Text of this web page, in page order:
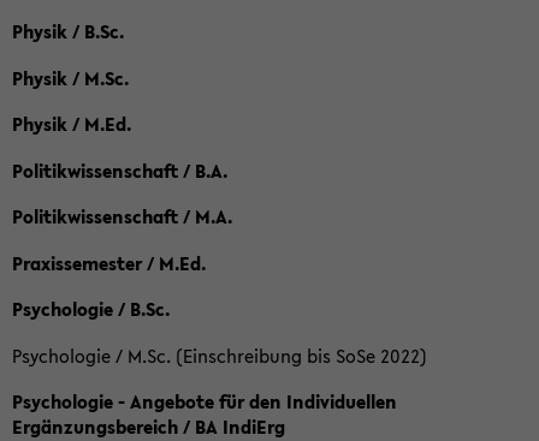
Physik / B.Sc.
Physik / M.Sc.
Physik / M.Ed.
Politikwissenschaft / B.A.
Politikwissenschaft / M.A.
Praxissemester / M.Ed.
Psychologie / B.Sc.
Psychologie / M.Sc. (Einschreibung bis SoSe 2022)
Psychologie - Angebote für den Individuellen
Ergänzungsbereich / BA IndiErg